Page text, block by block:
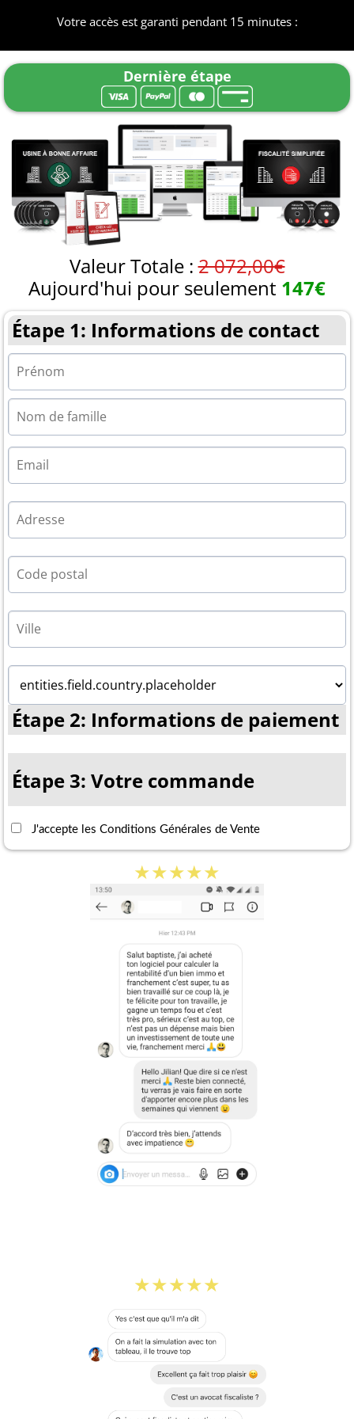
Votre accès est garanti pendant 15 minutes :
Dernière étape
Valeur Totale :2 072,00€
Aujourd'hui pour seulement 147€
Étape 1: Informations de contact
Étape 2: Informations de paiement
Étape 3: Votre commande
J'accepte les Conditions Générales de Vente
★★★★★
★★★★★